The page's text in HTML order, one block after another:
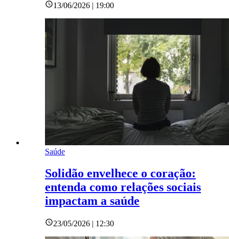
13/06/2026 | 19:00
Saúde
Solidão envelhece o coração:
entenda como relações sociais
impactam a saúde
23/05/2026 | 12:30